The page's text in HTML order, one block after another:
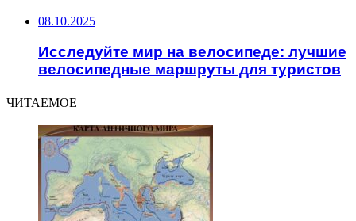
08.10.2025
Исследуйте мир на велосипеде: лучшие
велосипедные маршруты для туристов
ЧИТАЕМОЕ